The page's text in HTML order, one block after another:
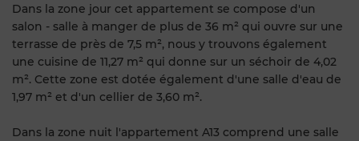
Dans la zone jour cet appartement se compose d'un
salon - salle à manger de plus de 36 m² qui ouvre sur une
terrasse de près de 7,5 m², nous y trouvons également
une cuisine de 11,27 m² qui donne sur un séchoir de 4,02
m². Cette zone est dotée également d'une salle d'eau de
1,97 m² et d'un cellier de 3,60 m².
Dans la zone nuit l'appartement A13 comprend une salle